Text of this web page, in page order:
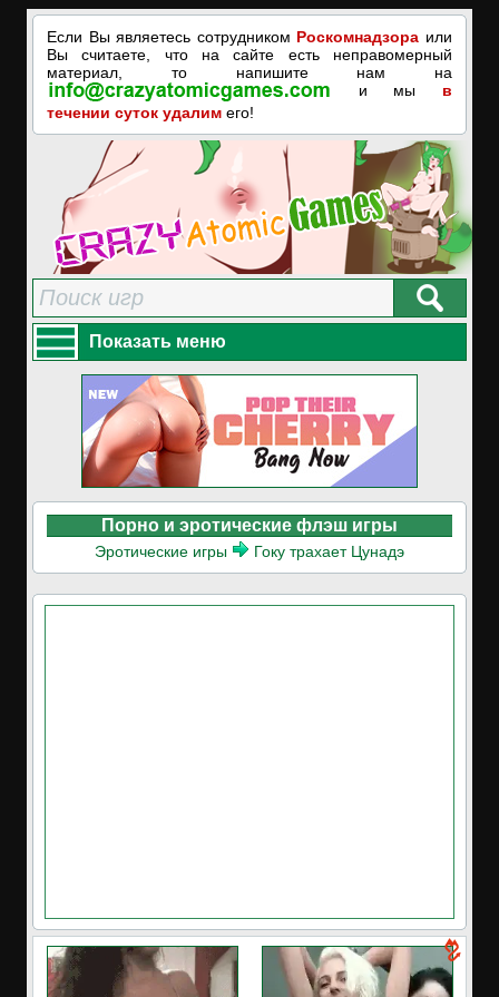
Если Вы являетесь сотрудником Роскомнадзора или
Вы считаете, что на сайте есть неправомерный
материал, то напишите нам на
и мы в
течении суток удалим его!
Показать меню
Порно и эротические флэш игры
Эротические игры Гоку трахает Цунадэ